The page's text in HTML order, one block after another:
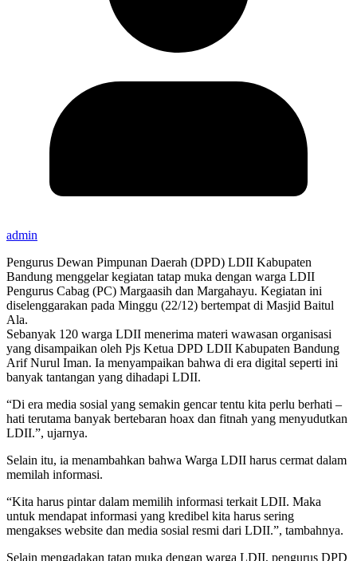
admin
Pengurus Dewan Pimpunan Daerah (DPD) LDII Kabupaten
Bandung menggelar kegiatan tatap muka dengan warga LDII
Pengurus Cabag (PC) Margaasih dan Margahayu. Kegiatan ini
diselenggarakan pada Minggu (22/12) bertempat di Masjid Baitul
Ala.
Sebanyak 120 warga LDII menerima materi wawasan organisasi
yang disampaikan oleh Pjs Ketua DPD LDII Kabupaten Bandung
Arif Nurul Iman. Ia menyampaikan bahwa di era digital seperti ini
banyak tantangan yang dihadapi LDII.
“Di era media sosial yang semakin gencar tentu kita perlu berhati –
hati terutama banyak bertebaran hoax dan fitnah yang menyudutkan
LDII.”, ujarnya.
Selain itu, ia menambahkan bahwa Warga LDII harus cermat dalam
memilah informasi.
“Kita harus pintar dalam memilih informasi terkait LDII. Maka
untuk mendapat informasi yang kredibel kita harus sering
mengakses website dan media sosial resmi dari LDII.”, tambahnya.
Selain mengadakan tatap muka dengan warga LDII, pengurus DPD